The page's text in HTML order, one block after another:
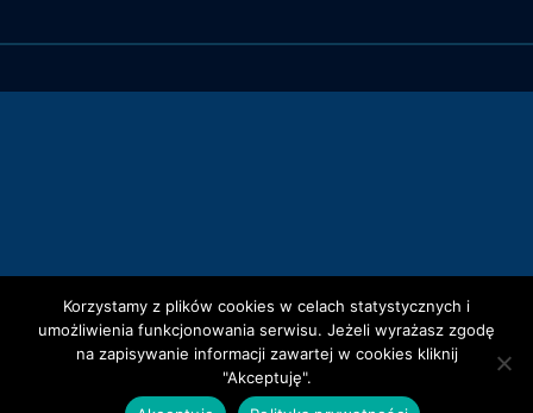
Korzystamy z plików cookies w celach statystycznych i
umożliwienia funkcjonowania serwisu. Jeżeli wyrażasz zgodę
na zapisywanie informacji zawartej w cookies kliknij
"Akceptuję".